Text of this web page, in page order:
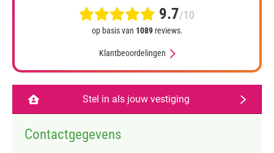
9.7/10
op basis van 1089reviews.
Klantbeoordelingen
Stel in als jouw vestiging
Contactgegevens